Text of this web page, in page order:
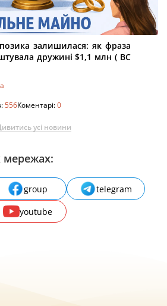
залишилася: як фраза
дружині $1,1 млн ( ВС
556Коментарі:0
усі новини
мережах:
group
telegram
youtube